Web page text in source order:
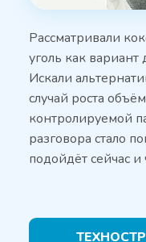
Рассматривали
уголь как
Искали
случай роста
контролируемой
разговора стало
подойдёт сейчас и